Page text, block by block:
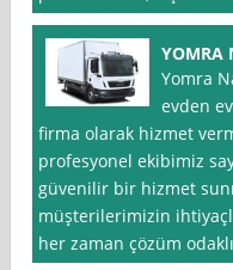
YOMRA
Yomra
evden
firma olarak hizmet
profesyonel ekibimiz
güvenilir bir hizmet
müşterilerimizin
her zaman çözüm